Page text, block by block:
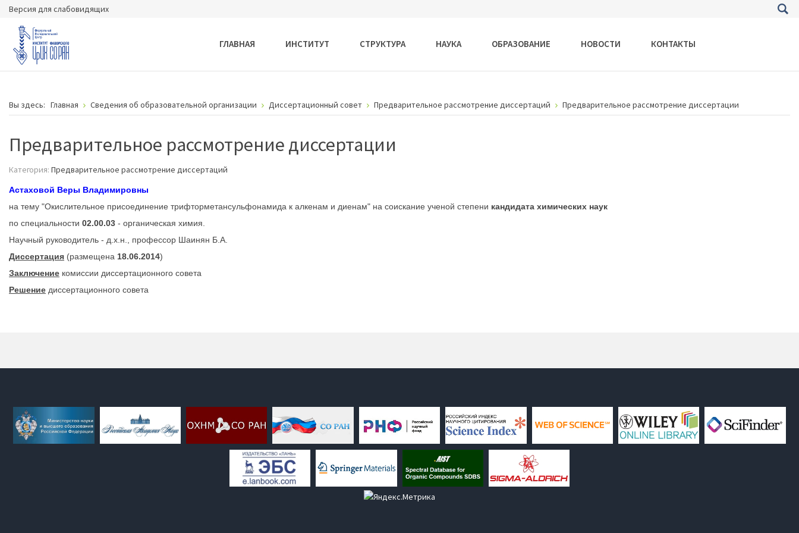
Версия для слабовидящих
ГЛАВНАЯ ИНСТИТУТ СТРУКТУРА НАУКА ОБРАЗОВАНИЕ НОВОСТИ КОНТАКТЫ
Вы здесь: Главная Сведения об образовательной организации Диссертационный совет Предварительное рассмотрение диссертаций Предварительное рассмотрение диссертации
Предварительное рассмотрение диссертации
Категория: Предварительное рассмотрение диссертаций
Астаховой Веры Владимировны
на тему "Окислительное присоединение трифторметансульфонамида к алкенам и диенам" на соискание ученой степени кандидата химических наук
по специальности 02.00.03 - органическая химия.
Научный руководитель - д.х.н., профессор Шаинян Б.А.
Диссертация (размещена 18.06.2014)
Заключение комиссии диссертационного совета
Решение диссертационного совета